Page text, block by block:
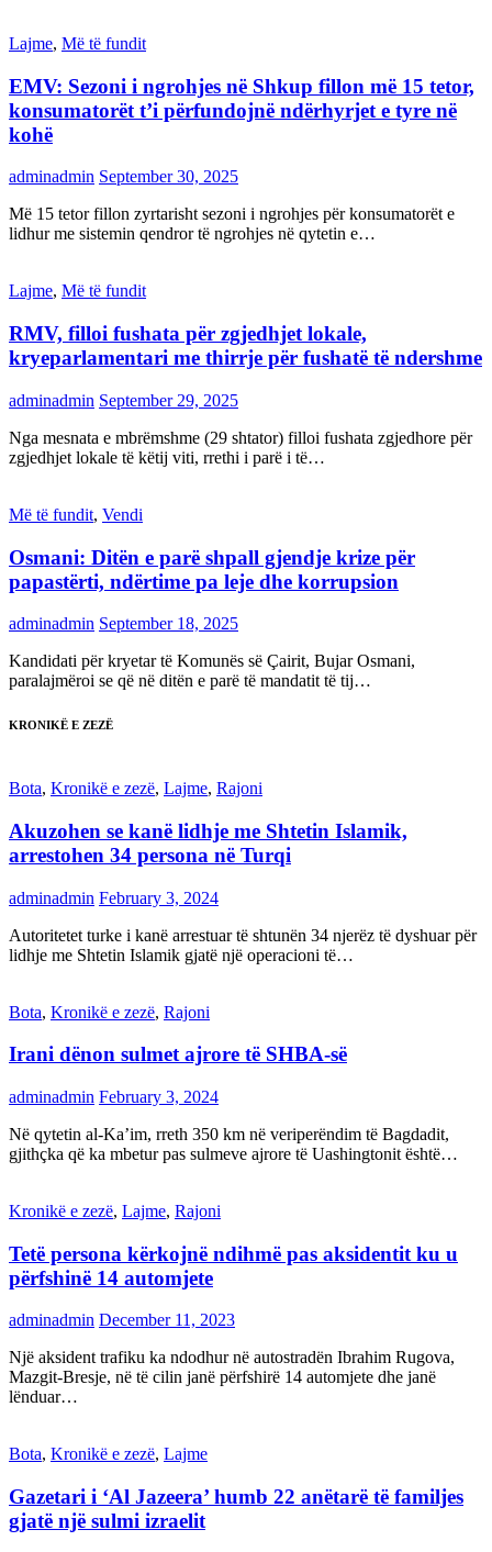
Lajme, Më të fundit
EMV: Sezoni i ngrohjes në Shkup fillon më 15 tetor,
konsumatorët t’i përfundojnë ndërhyrjet e tyre në
kohë
adminadmin September 30, 2025
Më 15 tetor fillon zyrtarisht sezoni i ngrohjes për konsumatorët e
lidhur me sistemin qendror të ngrohjes në qytetin e…
Lajme, Më të fundit
RMV, filloi fushata për zgjedhjet lokale,
kryeparlamentari me thirrje për fushatë të ndershme
adminadmin September 29, 2025
Nga mesnata e mbrëmshme (29 shtator) filloi fushata zgjedhore për
zgjedhjet lokale të këtij viti, rrethi i parë i të…
Më të fundit, Vendi
Osmani: Ditën e parë shpall gjendje krize për
papastërti, ndërtime pa leje dhe korrupsion
adminadmin September 18, 2025
Kandidati për kryetar të Komunës së Çairit, Bujar Osmani,
paralajmëroi se që në ditën e parë të mandatit të tij…
KRONIKË E ZEZË
Bota, Kronikë e zezë, Lajme, Rajoni
Akuzohen se kanë lidhje me Shtetin Islamik,
arrestohen 34 persona në Turqi
adminadmin February 3, 2024
Autoritetet turke i kanë arrestuar të shtunën 34 njerëz të dyshuar për
lidhje me Shtetin Islamik gjatë një operacioni të…
Bota, Kronikë e zezë, Rajoni
Irani dënon sulmet ajrore të SHBA-së
adminadmin February 3, 2024
Në qytetin al-Ka’im, rreth 350 km në veriperëndim të Bagdadit,
gjithçka që ka mbetur pas sulmeve ajrore të Uashingtonit është…
Kronikë e zezë, Lajme, Rajoni
Tetë persona kërkojnë ndihmë pas aksidentit ku u
përfshinë 14 automjete
adminadmin December 11, 2023
Një aksident trafiku ka ndodhur në autostradën Ibrahim Rugova,
Mazgit-Bresje, në të cilin janë përfshirë 14 automjete dhe janë
lënduar…
Bota, Kronikë e zezë, Lajme
Gazetari i ‘Al Jazeera’ humb 22 anëtarë të familjes
gjatë një sulmi izraelit